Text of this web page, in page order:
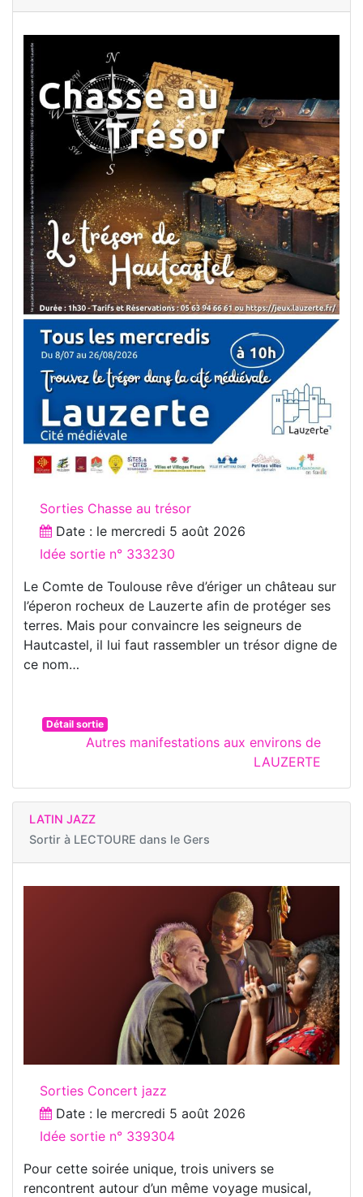
Sorties Chasse au trésor
Date : le mercredi 5 août 2026
Idée sortie n° 333230
Le Comte de Toulouse rêve d’ériger un château sur
l’éperon rocheux de Lauzerte afin de protéger ses
terres. Mais pour convaincre les seigneurs de
Hautcastel, il lui faut rassembler un trésor digne de
ce nom…
Détail sortie
Autres manifestations aux environs de
LAUZERTE
LATIN JAZZ
Sortir à LECTOURE dans le Gers
Sorties Concert jazz
Date : le mercredi 5 août 2026
Idée sortie n° 339304
Pour cette soirée unique, trois univers se
rencontrent autour d’un même voyage musical,